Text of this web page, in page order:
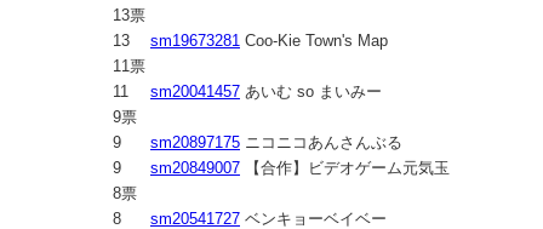
13票
13
sm19673281 Coo-Kie Town's Map
11票
11
sm20041457 あいむ so まいみー
9票
9
sm20897175 ニコニコあんさんぶる
9
sm20849007
【合作】ビデオゲーム元気玉
8票
8
sm20541727 ベンキョーベイベー